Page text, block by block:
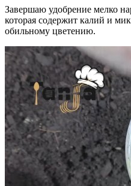
Завершаю удобрение мелко
которая содержит калий и
обильному цветению.